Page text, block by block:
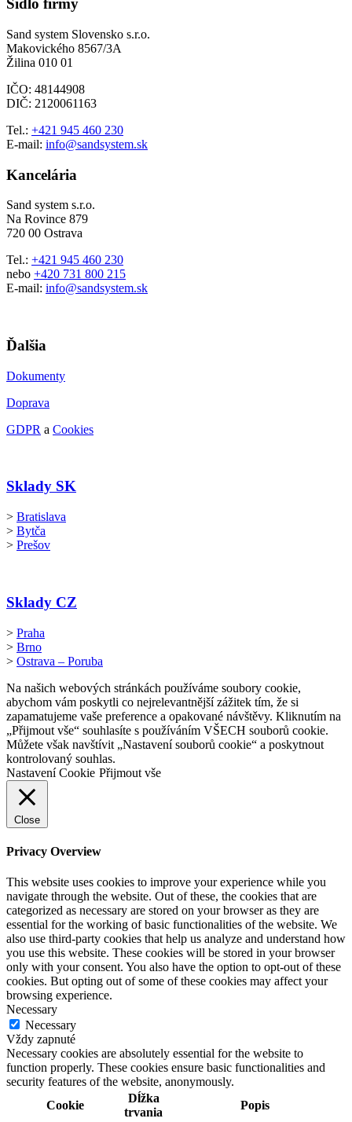
Sídlo firmy
Sand system Slovensko s.r.o.
Makovického 8567/3A
Žilina 010 01
IČO: 48144908
DIČ: 2120061163
Tel.: +421 945 460 230
E-mail: info@sandsystem.sk
Kancelária
Sand system s.r.o.
Na Rovince 879
720 00 Ostrava
Tel.: +421 945 460 230
nebo +420 731 800 215
E-mail: info@sandsystem.sk
Ďalšia
Dokumenty
Doprava
GDPR a Cookies
Sklady SK
> Bratislava
> Bytča
> Prešov
Sklady CZ
> Praha
> Brno
> Ostrava – Poruba
Na našich webových stránkách používáme soubory cookie,
abychom vám poskytli co nejrelevantnější zážitek tím, že si
zapamatujeme vaše preference a opakované návštěvy. Kliknutím na
„Přijmout vše“ souhlasíte s používáním VŠECH souborů cookie.
Můžete však navštívit „Nastavení souborů cookie“ a poskytnout
kontrolovaný souhlas.
Nastavení Cookie Přijmout vše
Close
Privacy Overview
This website uses cookies to improve your experience while you
navigate through the website. Out of these, the cookies that are
categorized as necessary are stored on your browser as they are
essential for the working of basic functionalities of the website. We
also use third-party cookies that help us analyze and understand how
you use this website. These cookies will be stored in your browser
only with your consent. You also have the option to opt-out of these
cookies. But opting out of some of these cookies may affect your
browsing experience.
Necessary
Necessary
Vždy zapnuté
Necessary cookies are absolutely essential for the website to
function properly. These cookies ensure basic functionalities and
security features of the website, anonymously.
Cookie
Dĺžka
trvania
Popis